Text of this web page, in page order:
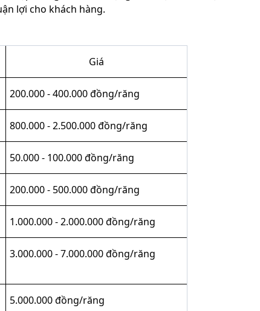
lợi cho khách hàng.
Giá
200.000 - 400.000 đồng/răng
800.000 - 2.500.000 đồng/răng
50.000 - 100.000 đồng/răng
200.000 - 500.000 đồng/răng
1.000.000 - 2.000.000 đồng/răng
3.000.000 - 7.000.000 đồng/răng
5.000.000 đồng/răng